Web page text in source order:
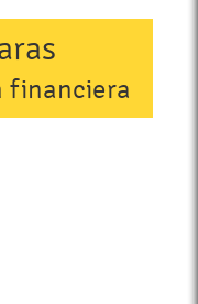
financiera